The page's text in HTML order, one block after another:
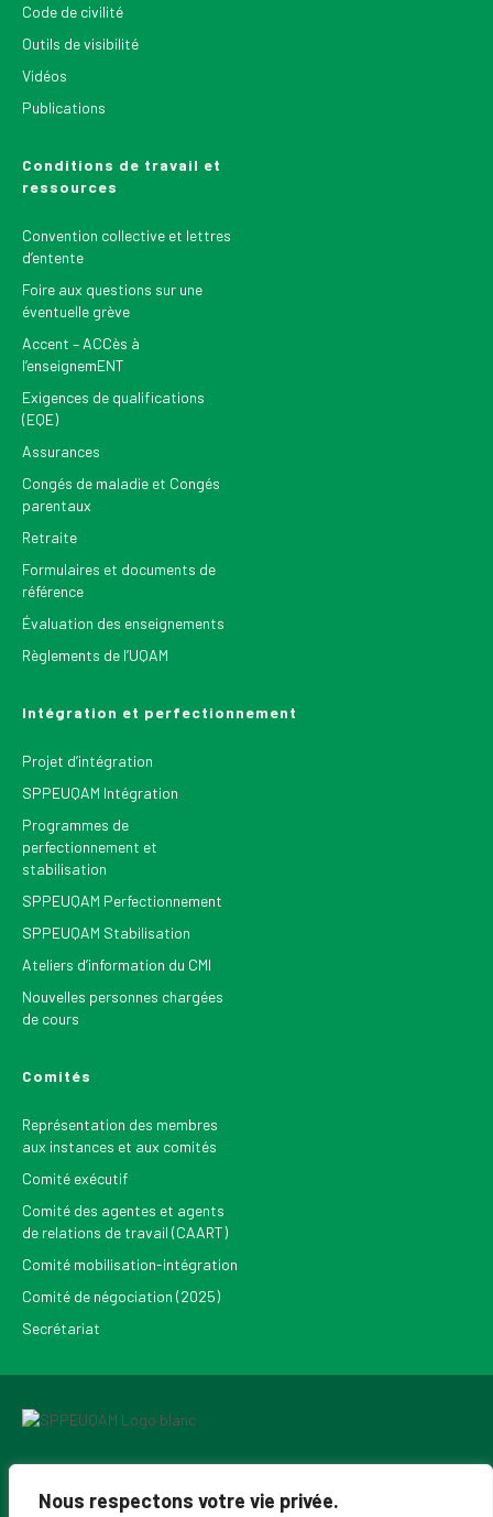
Nous respectons votre vie privée.
Code de civilité
Outils de visibilité
Vidéos
Publications
Conditions de travail et
ressources
Convention collective et lettres
d’entente
Foire aux questions sur une
éventuelle grève
Accent – ACCès à
l’enseignemENT
Exigences de qualifications
(EQE)
Assurances
Congés de maladie et Congés
parentaux
Retraite
Formulaires et documents de
référence
Évaluation des enseignements
Règlements de l’UQAM
Intégration et perfectionnement
Projet d’intégration
SPPEUQAM Intégration
Programmes de
perfectionnement et
stabilisation
SPPEUQAM Perfectionnement
SPPEUQAM Stabilisation
Ateliers d’information du CMI
Nouvelles personnes chargées
de cours
Comités
Représentation des membres
aux instances et aux comités
Comité exécutif
Comité des agentes et agents
de relations de travail (CAART)
Comité mobilisation-intégration
Comité de négociation (2025)
Secrétariat